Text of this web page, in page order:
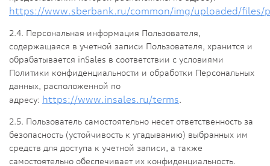
https://www.sberbank.ru/common/img/uploaded/files/
2.4. Персональная информация Пользователя,
содержащаяся в учетной записи Пользователя, хранится и
обрабатывается inSales в соответствии с условиями
Политики конфиденциальности и обработки Персональных
данных, расположенной по
адресу: https://www.insales.ru/terms.
2.5. Пользователь самостоятельно несет ответственность за
безопасность (устойчивость к угадыванию) выбранных им
средств для доступа к учетной записи, а также
самостоятельно обеспечивает их конфиденциальность.